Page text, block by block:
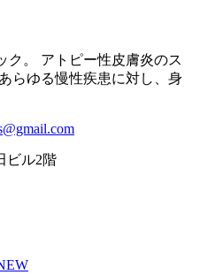
ク。 アトピー性皮膚炎のス
らゆる慢性疾患に対し、身
ビル2階